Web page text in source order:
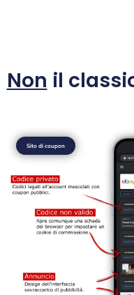
Non il
Sito di coupon